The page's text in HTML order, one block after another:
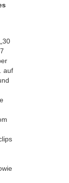
auf